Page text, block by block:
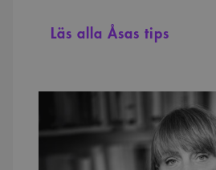
Läs alla Åsas tips